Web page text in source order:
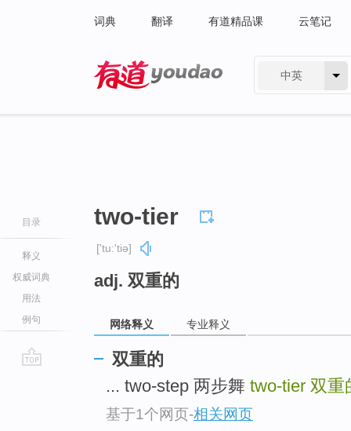
词典 翻译 有道精品课 云笔记
中英
目录
释义
权威词典
用法
例句
two-tier
['tu:'tiə]
adj. 双重的
网络释义 专业释义
双重的
... two-step 两步舞 two-tier 双重
基于1个网页-相关网页